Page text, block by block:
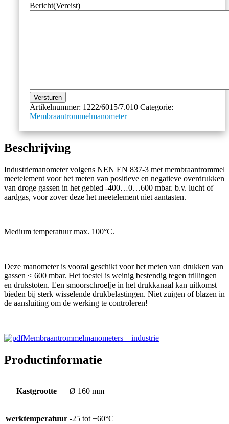
Bericht(Vereist)
Versturen
Artikelnummer: 1222/6015/7.010 Categorie:
Membraantrommelmanometer
Beschrijving
Industriemanometer volgens NEN EN 837-3 met membraantrommel
meetelement voor het meten van positieve en negatieve overdrukken
van droge gassen in het gebied -400…0…600 mbar. b.v. lucht of
aardgas, voor zover deze het meetelement niet aantasten.
Medium temperatuur max. 100°C.
Deze manometer is vooral geschikt voor het meten van drukken van
gassen < 600 mbar. Het toestel is weinig bestendig tegen trillingen
en drukstoten. Een smoorschroefje in het drukkanaal kan uitkomst
bieden bij sterk wisselende drukbelastingen. Niet zuigen of blazen in
de aansluiting om de werking te controleren!
Membraantrommelmanometers – industrie
Productinformatie
Kastgrootte Ø 160 mm
werktemperatuur -25 tot +60°C